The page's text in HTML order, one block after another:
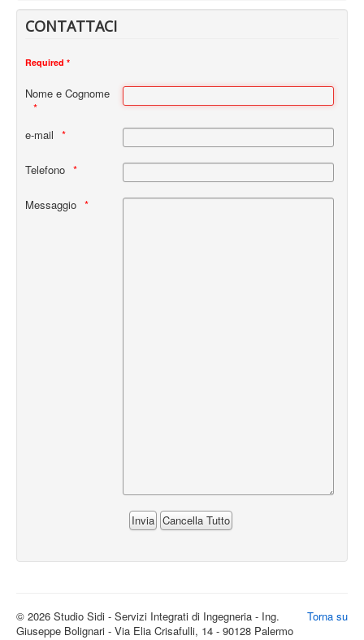
CONTATTACI
Required *
Nome e Cognome
e-mail
Telefono
Messaggio
Torna su
© 2026 Studio Sidi - Servizi Integrati di Ingegneria - Ing.
Giuseppe Bolignari - Via Elia Crisafulli, 14 - 90128 Palermo